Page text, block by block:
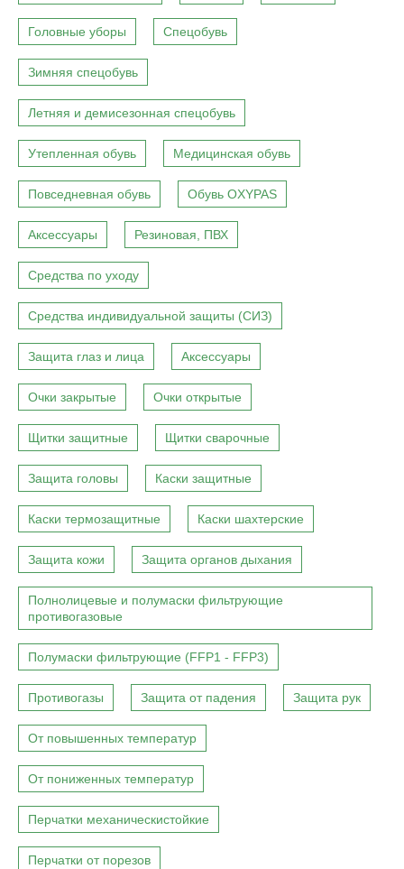
Головные уборы Спецобувь
Зимняя спецобувь
Летняя и демисезонная спецобувь
Утепленная обувь Медицинская обувь
Повседневная обувь Обувь OXYPAS
Аксессуары Резиновая, ПВХ
Средства по уходу
Средства индивидуальной защиты (СИЗ)
Защита глаз и лица Аксессуары
Очки закрытые Очки открытые
Щитки защитные Щитки сварочные
Защита головы Каски защитные
Каски термозащитные Каски шахтерские
Защита кожи Защита органов дыхания
Полнолицевые и полумаски фильтрующие
противогазовые
Полумаски фильтрующие (FFP1 - FFP3)
Противогазы Защита от падения Защита рук
От повышенных температур
От пониженных температур
Перчатки механическистойкие
Перчатки от порезов